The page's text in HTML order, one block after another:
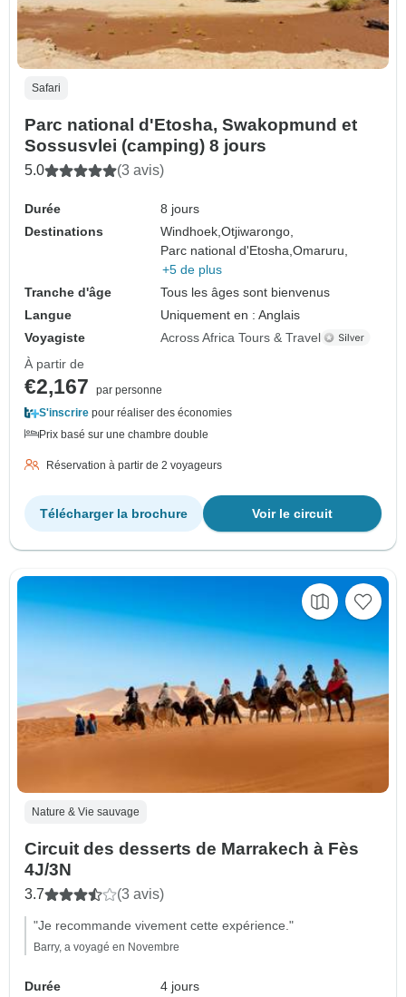
Safari
Parc national d'Etosha, Swakopmund et
Sossusvlei (camping) 8 jours
5.0 (3 avis)
Durée
8 jours
Destinations
Windhoek,Otjiwarongo,
Parc national d'Etosha,Omaruru,
+5 de plus
Tranche d'âge
Tous les âges sont bienvenus
Langue
Uniquement en : Anglais
Voyagiste
Across Africa Tours & Travel
À partir de
€2,167
par personne
S'inscrire pour réaliser des économies
Prix basé sur une chambre double
Réservation à partir de 2 voyageurs
Voir le circuit
Télécharger la brochure
Nature & Vie sauvage
Circuit des desserts de Marrakech à Fès
4J/3N
3.7 (3 avis)
"Je recommande vivement cette expérience."
Barry, a voyagé en Novembre
Durée
4 jours